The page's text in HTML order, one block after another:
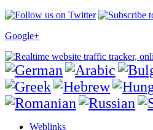
Google+
Weblinks